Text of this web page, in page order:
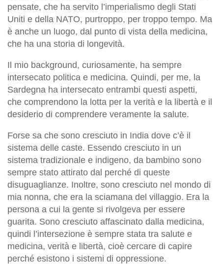
pensate, che ha servito l’imperialismo degli Stati
Uniti e della NATO, purtroppo, per troppo tempo. Ma
è anche un luogo, dal punto di vista della medicina,
che ha una storia di longevità.
Il mio background, curiosamente, ha sempre
intersecato politica e medicina. Quindi, per me, la
Sardegna ha intersecato entrambi questi aspetti,
che comprendono la lotta per la verità e la libertà e il
desiderio di comprendere veramente la salute.
Forse sa che sono cresciuto in India dove c’è il
sistema delle caste. Essendo cresciuto in un
sistema tradizionale e indigeno, da bambino sono
sempre stato attirato dal perché di queste
disuguaglianze. Inoltre, sono cresciuto nel mondo di
mia nonna, che era la sciamana del villaggio. Era la
persona a cui la gente si rivolgeva per essere
guarita. Sono cresciuto affascinato dalla medicina,
quindi l’intersezione è sempre stata tra salute e
medicina, verità e libertà, cioè cercare di capire
perché esistono i sistemi di oppressione.